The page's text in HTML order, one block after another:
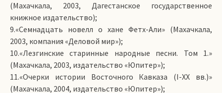
(Махачкала, 2003, Дагестанское государственное
книжное издательство);
9.«Семнадцать новелл о хане Фетх-Али» (Махачкала,
2003, компания «Деловой мир»);
10.«Лезгинские старинные народные песни. Том 1.»
(Махачкала, 2003, издательство «Юпитер»);
11.«Очерки истории Восточного Кавказа (I-XX вв.)»
(Махачкала, 2004, издательство «Юпитер»);